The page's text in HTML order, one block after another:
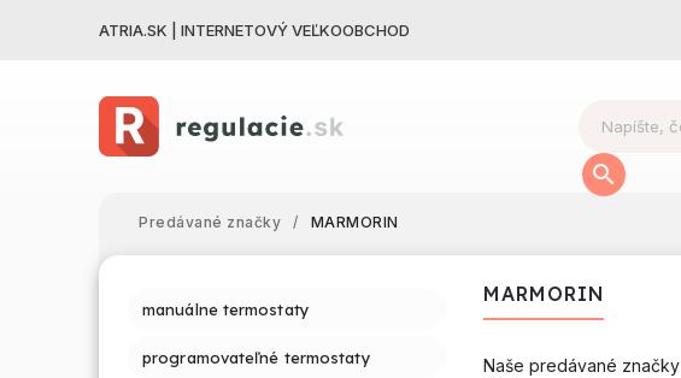
ATRIA.SK | INTERNETOVÝ VEĽKOOBCHOD
Predávané značky / MARMORIN
manuálne termostaty
programovateľné termostaty
MARMORIN
Naše predávané značky